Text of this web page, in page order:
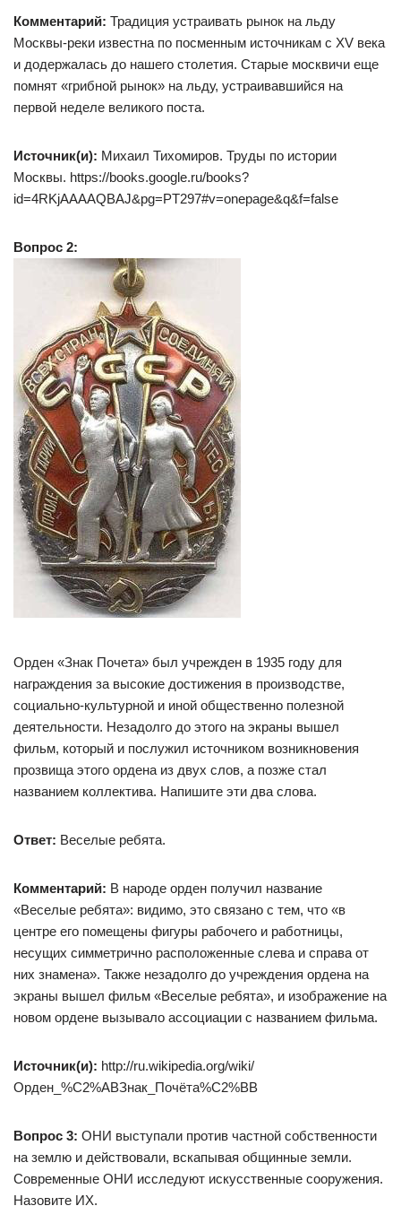
Комментарий: Традиция устраивать рынок на льду
Москвы-реки известна по посменным источникам с XV века
и додержалась до нашего столетия. Старые москвичи еще
помнят «грибной рынок» на льду, устраивавшийся на
первой неделе великого поста.
Источник(и): Михаил Тихомиров. Труды по истории
Москвы. https://books.google.ru/books?
id=4RKjAAAAQBAJ&pg=PT297#v=onepage&q&f=false
Вопрос 2:
Орден «Знак Почета» был учрежден в 1935 году для
награждения за высокие достижения в производстве,
социально-культурной и иной общественно полезной
деятельности. Незадолго до этого на экраны вышел
фильм, который и послужил источником возникновения
прозвища этого ордена из двух слов, а позже стал
названием коллектива. Напишите эти два слова.
Ответ: Веселые ребята.
Комментарий: В народе орден получил название
«Веселые ребята»: видимо, это связано с тем, что «в
центре его помещены фигуры рабочего и работницы,
несущих симметрично расположенные слева и справа от
них знамена». Также незадолго до учреждения ордена на
экраны вышел фильм «Веселые ребята», и изображение на
новом ордене вызывало ассоциации с названием фильма.
Источник(и): http://ru.wikipedia.org/wiki/
Орден_%C2%ABЗнак_Почёта%C2%BB
Вопрос 3: ОНИ выступали против частной собственности
на землю и действовали, вскапывая общинные земли.
Современные ОНИ исследуют искусственные сооружения.
Назовите ИХ.